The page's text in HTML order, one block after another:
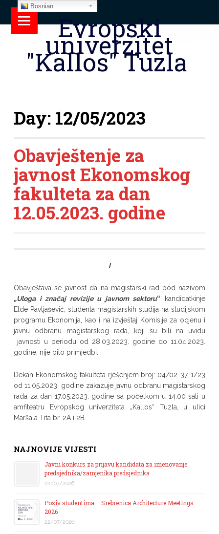
Evropski
univerzitet
"Kallos" Tuzla
Day: 12/05/2023
Obavještenje za
javnost Ekonomskog
fakulteta za dan
12.05.2023. godine
I
Obavještava se javnost da na magistarski rad pod nazivom
„Uloga i značaj revizije u javnom sektoru“ kandidatkinje
Elde Pavljašević, studenta magistarskih studija na studijskom
programu Ekonomija, kao i na izvještaj Komisije za ocjenu i
javnu odbranu magistarskog rada, koji su bili na uvidu
javnosti u periodu od 28.03.2023. godine do 11.04.2023.
godine, nije bilo primjedbi.
Dekan Ekonomskog fakulteta rješenjem broj: 04/02-37-1/23
od 11.05.2023. godine zakazuje javnu odbranu magistarskog
rada za dan 17.05.2023. godine sa početkom u 14:00 sati u
amfiteatru Evropskog univerziteta „Kallos“ Tuzla, u ulici
Maršala Tita br. 2A i 2B.
NAJNOVIJE VIJESTI
Javni konkurs za prijavu kandidata za imenovanje
predsjednika/zamjenika predsjednika
22/07/2026
Poziv studentima – Srebrenica Architecture Meetings
2026
22/07/2026
Bosnian